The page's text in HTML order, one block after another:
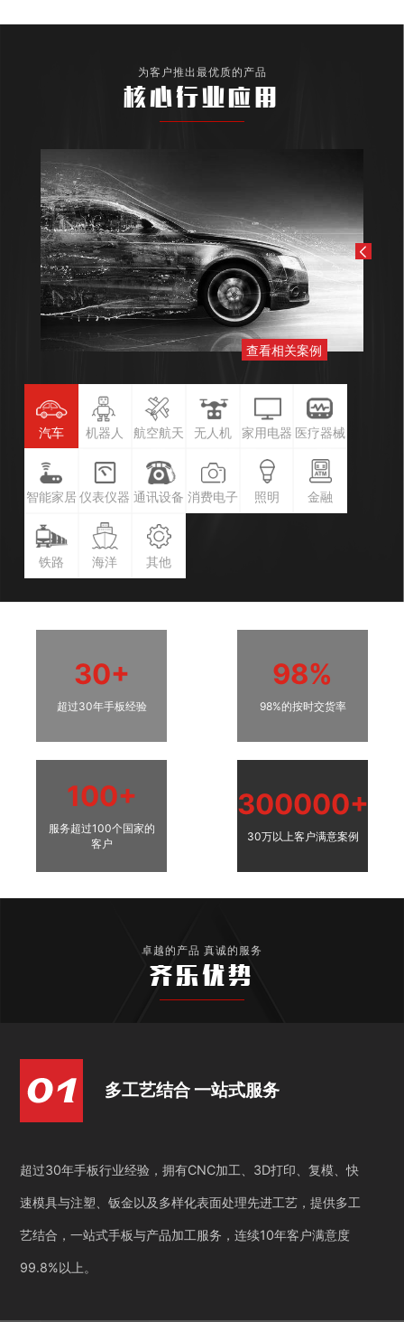
为客户推出最优质的产品
核心行业应用
查看相关案例
汽车 机器人 航空航天 无人机 家用电器 医疗器械
智能家居 仪表仪器 通讯设备 消费电子 照明 金融
铁路 海洋 其他
30+
超过30年手板经验
98%
98%的按时交货率
100+
服务超过100个国家的
客户
300000+
30万以上客户满意案例
卓越的产品 真诚的服务
齐乐优势
多工艺结合 一站式服务
超过30年手板行业经验，拥有CNC加工、3D打印、复模、快
速模具与注塑、钣金以及多样化表面处理先进工艺，提供多工
艺结合，一站式手板与产品加工服务，连续10年客户满意度
99.8%以上。